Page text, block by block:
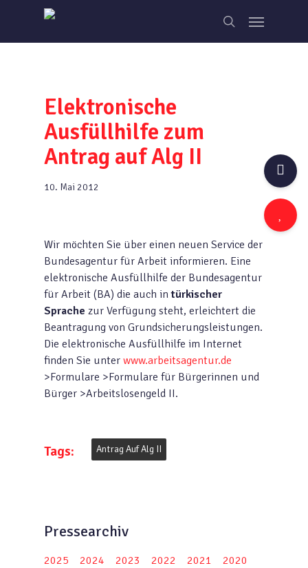
main
search
Menu
Elektronische
Ausfüllhilfe zum
Antrag auf Alg II
10. Mai 2012
Wir möchten Sie über einen neuen Service der
Bundesagentur für Arbeit informieren. Eine
elektronische Ausfüllhilfe der Bundesagentur
für Arbeit (BA) die auch intürkischer
Sprache zur Verfügung steht, erleichtert die
Beantragung von Grundsicherungsleistungen.
Die elektronische Ausfüllhilfe im Internet
finden Sie unter www.arbeitsagentur.de
>Formulare >Formulare für Bürgerinnen und
Bürger >Arbeitslosengeld II.
Tags: Antrag Auf Alg II
Pressearchiv
2025 2024 2023 2022 2021
2020